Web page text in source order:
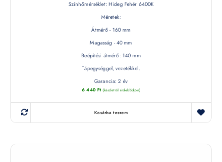
Színhőmérséklet: Hideg Fehér 6400K
Méretek:
Átmérő - 160 mm
Magasság - 40 mm
Beépítési átmérő: 140 mm
Tápegységgel, vezetékkel.
Garancia: 2 év
6 440 Ft (készletről érdeklődjön)
Kosárba teszem